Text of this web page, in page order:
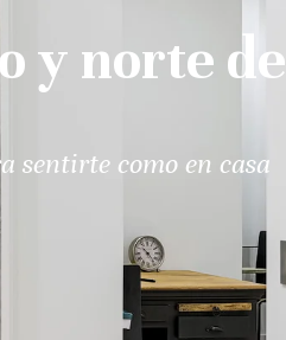
y norte de
sentirte como en casa